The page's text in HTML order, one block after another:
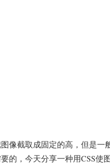
像截取成固定的高，但是
的，今天分享一种用CSS使